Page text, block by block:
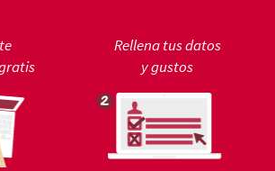
Rellena tus datos
y gustos